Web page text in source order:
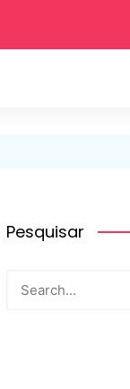
Pesquisar